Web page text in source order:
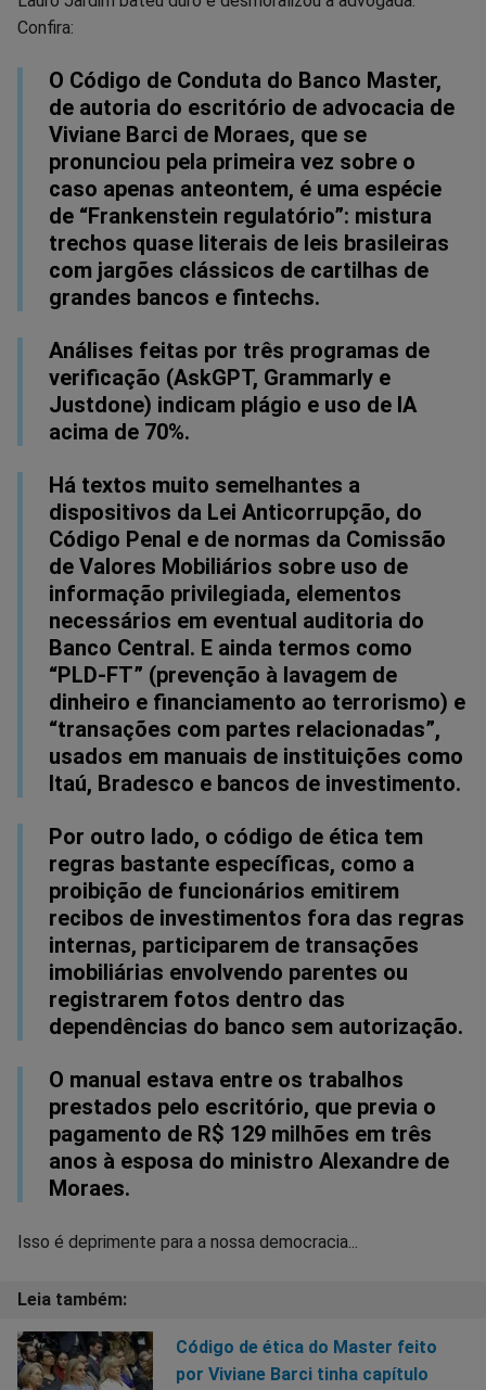
Confira:
O Código de Conduta do Banco Master,
de autoria do escritório de advocacia de
Viviane Barci de Moraes, que se
pronunciou pela primeira vez sobre o
caso apenas anteontem, é uma espécie
de “Frankenstein regulatório”: mistura
trechos quase literais de leis brasileiras
com jargões clássicos de cartilhas de
grandes bancos e fintechs.
Análises feitas por três programas de
verificação (AskGPT, Grammarly e
Justdone) indicam plágio e uso de IA
acima de 70%.
Há textos muito semelhantes a
dispositivos da Lei Anticorrupção, do
Código Penal e de normas da Comissão
de Valores Mobiliários sobre uso de
informação privilegiada, elementos
necessários em eventual auditoria do
Banco Central. E ainda termos como
“PLD-FT” (prevenção à lavagem de
dinheiro e financiamento ao terrorismo) e
“transações com partes relacionadas”,
usados em manuais de instituições como
Itaú, Bradesco e bancos de investimento.
Por outro lado, o código de ética tem
regras bastante específicas, como a
proibição de funcionários emitirem
recibos de investimentos fora das regras
internas, participarem de transações
imobiliárias envolvendo parentes ou
registrarem fotos dentro das
dependências do banco sem autorização.
O manual estava entre os trabalhos
prestados pelo escritório, que previa o
pagamento de R$ 129 milhões em três
anos à esposa do ministro Alexandre de
Moraes.
Isso é deprimente para a nossa democracia...
Código de ética do Master feito
por Viviane Barci tinha capítulo